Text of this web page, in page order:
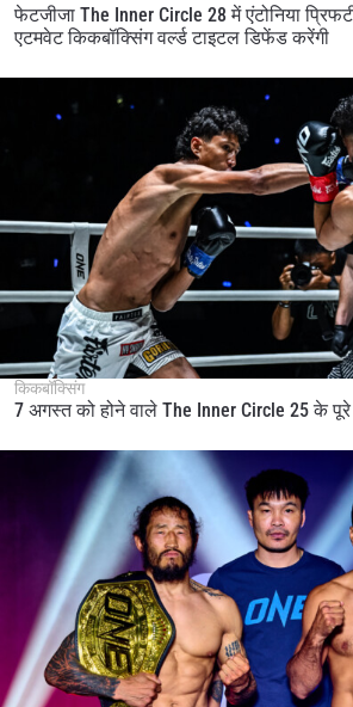
फेटजीजा The Inner Circle 28 में एंटोनिया
एटमवेट किकबॉक्सिंग वर्ल्ड टाइटल डिफेंड करेंगी
किकबॉक्सिंग
7 अगस्त को होने वाले The Inner Circle 25 के पूरे